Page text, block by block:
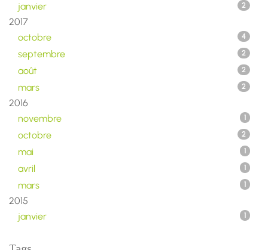
janvier 2
2017
octobre
4
septembre 2
août 2
mars 2
2016
novembre
1
octobre 2
mai 1
avril 1
mars 1
2015
janvier
1